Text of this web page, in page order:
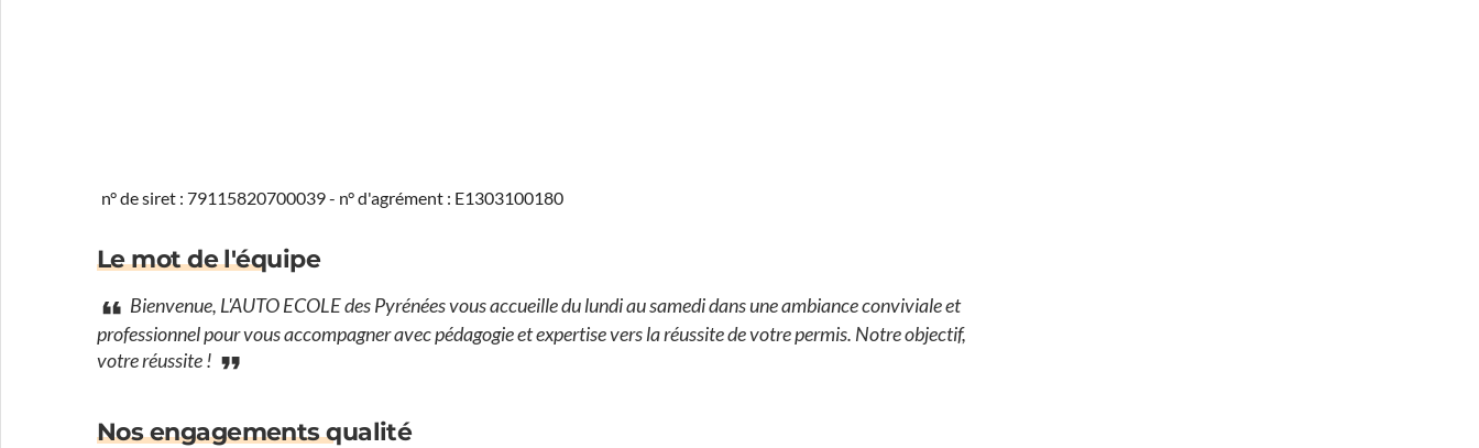
n° de siret : 79115820700039 - n° d'agrément : E1303100180
Le mot de l'équipe
Bienvenue, L'AUTO ECOLE des Pyrénées vous accueille du lundi au samedi dans une ambiance conviviale et
professionnel pour vous accompagner avec pédagogie et expertise vers la réussite de votre permis. Notre objectif,
votre réussite !
Nos engagements qualité